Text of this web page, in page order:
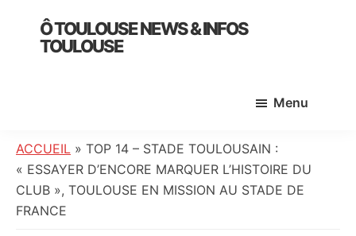
primary
Ô TOULOUSE NEWS & INFOS
TOULOUSE
:
info
locale,
société,
Menu
ACCUEIL » TOP 14 – STADE TOULOUSAIN :
« ESSAYER D’ENCORE MARQUER L’HISTOIRE DU
CLUB », TOULOUSE EN MISSION AU STADE DE
FRANCE